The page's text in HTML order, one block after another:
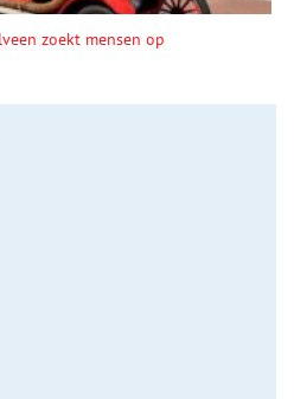
zoekt mensen op